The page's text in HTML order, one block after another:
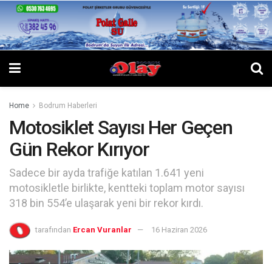
Home Bodrum Haberleri
Motosiklet Sayısı Her Geçen
Gün Rekor Kırıyor
Sadece bir ayda trafiğe katılan 1.641 yeni
motosikletle birlikte, kentteki toplam motor sayısı
318 bin 554’e ulaşarak yeni bir rekor kırdı.
tarafından Ercan Vuranlar 16 Haziran 2026